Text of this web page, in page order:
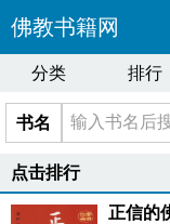
佛教书籍网
分类 排行
书名
点击排行
正信的